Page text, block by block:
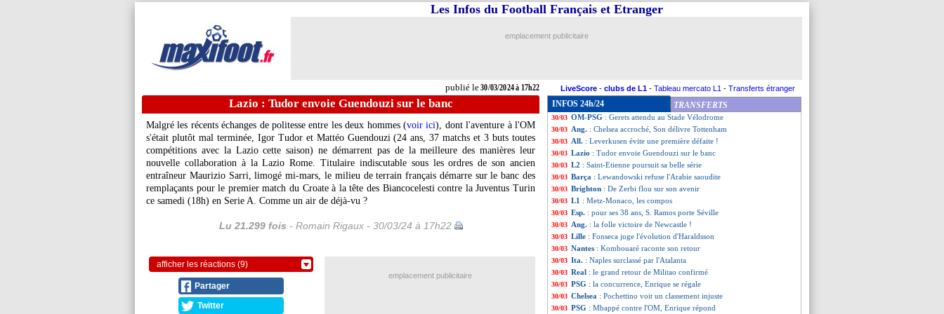
publié le30/03/2024 à 17h22
Les Infos du Football Français et Etranger
emplacement publicitaire
LiveScore - clubs de L1 - Tableau mercato L1 - Transferts étranger
Lazio : Tudor envoie Guendouzi sur le banc
Malgré les récents échanges de politesse entre les deux hommes (voir ici), dont l'aventure à l'OM
s'était plutôt mal terminée, Igor Tudor et Mattéo Guendouzi(24 ans, 37 matchs et 3 buts toutes
compétitions avec la Lazio cette saison) ne démarrent pas de la meilleure des manières leur
nouvelle collaboration à la Lazio Rome. Titulaire indiscutable sous les ordres de son ancien
entraîneur Maurizio Sarri, limogé mi-mars, le milieu de terrain français démarre sur le banc des
remplaçants pour le premier match du Croate à la tête des Biancocelesti contre la Juventus Turin
ce samedi (18h) en Serie A. Comme un air de déjà-vu ?
Lu 21.299 fois - Romain Rigaux - 30/03/24 à 17h22
afficher les réactions (9)
Partager
Twitter
INFOS 24h/24 TRANSFERTS
30/03 Ang.: Diaby brille, Aston Villa repasse 4e
30/03 L1: Lyon-Reims, les compos
30/03 L1: Metz 2-5 Monaco (fini)
30/03 PSG: Enrique espère encore garder Mbappé
30/03 OM-PSG : Gerets attendu au Stade Vélodrome
30/03 Ang. : Chelsea accroché, Son délivre Tottenham
30/03 All. : Leverkusen évite une première défaite !
30/03 Lazio : Tudor envoie Guendouzi sur le banc
30/03 L2 : Saint-Etienne poursuit sa belle série
30/03 Barça : Lewandowski refuse l'Arabie saoudite
30/03 Brighton : De Zerbi flou sur son avenir
30/03 L1 : Metz-Monaco, les compos
30/03 Esp. : pour ses 38 ans, S. Ramos porte Séville
30/03 Ang. : la folle victoire de Newcastle !
30/03 Lille : Fonseca juge l'évolution d'Haraldsson
30/03 Nantes : Kombouaré raconte son retour
30/03 Ita. : Naples surclassé par l'Atalanta
30/03 Real : le grand retour de Militao confirmé
30/03 PSG : la concurrence, Enrique se régale
30/03 Chelsea : Pochettino voit un classement injuste
30/03 PSG : Mbappé contre l'OM, Enrique répond
emplacement publicitaire